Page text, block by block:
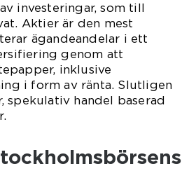
investeringar, som till
Aktier är den mest
ägandeandelar i ett
genom att
inklusive
i form av ränta. Slutligen
handel baserad